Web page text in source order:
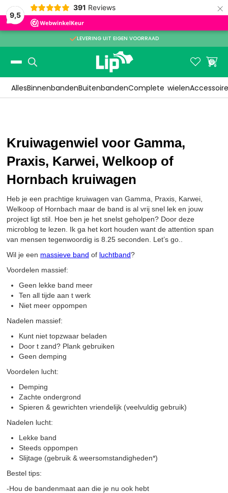
9,5
391 Reviews ×
LEVERING UIT EIGEN VOORRAAD
Slide 2 of 3.
 
0
AllesBinnenbandenBuitenbandenComplete wielen
Kruiwagenwiel voor Gamma,
Praxis, Karwei, Welkoop of
Hornbach kruiwagen
Heb je een prachtige kruiwagen van Gamma, Praxis, Karwei,
Welkoop of Hornbach maar de band is al vrij snel lek en jouw
project ligt stil. Hoe ben je het snelst geholpen? Door deze
microblog te lezen. Ik ga het kort houden want de attention span
van mensen tegenwoordig is 8.25 seconden. Let’s go..
Wil je een massieve band of luchtband?
Voordelen massief:
Geen lekke band meer
Ten all tijde aan t werk
Niet meer oppompen
Nadelen massief:
Kunt niet topzwaar beladen
Door t zand? Plank gebruiken
Geen demping
Voordelen lucht:
Demping
Zachte ondergrond
Spieren & gewrichten vriendelijk (veelvuldig gebruik)
Nadelen lucht:
Lekke band
Steeds oppompen
Slijtage (gebruik & weersomstandigheden*)
Bestel tips:
-Hou de bandenmaat aan die je nu ook hebt